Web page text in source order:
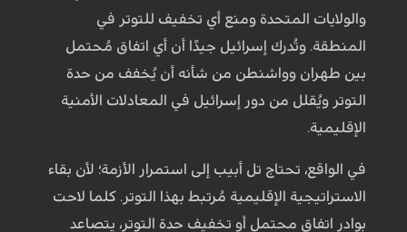
والولايات المتحدة ومنع أي تخفيف للتوتر في
المنطقة. وتُدرك إسرائيل جيدًا أن أي اتفاق مُحتمل
بين طهران وواشنطن من شأنه أن يُخفف من حدة
التوتر ويُقلل من دور إسرائيل في المعادلات الأمنية
الإقليمية.
في الواقع، تحتاج تل أبيب إلى استمرار الأزمة؛ لأن بقاء
الاستراتيجية الإقليمية مُرتبط بهذا التوتر. كلما لاحت
بوادر اتفاق محتمل أو تخفيف حدة التوتر، يتصاعد